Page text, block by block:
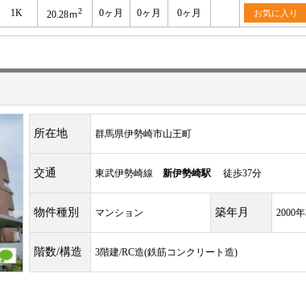
1K 20.28ｍ2 0ヶ月 0ヶ月 0ヶ月 お気に入り
所在地 群馬県伊勢崎市山王町
交通 東武伊勢崎線 新伊勢崎駅徒歩37分
物件種別 マンション 築年月 2000年
階数/構造 3階建/RC造(鉄筋コンクリート造)